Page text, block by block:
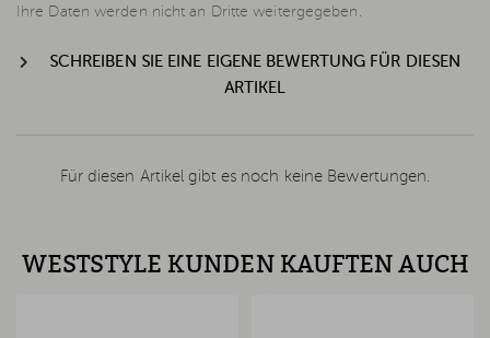
Ihre Daten werden nicht an Dritte weitergegeben.
SCHREIBEN SIE EINE EIGENE BEWERTUNG FÜR DIESEN
ARTIKEL
Für diesen Artikel gibt es noch keine Bewertungen.
WESTSTYLE KUNDEN KAUFTEN AUCH